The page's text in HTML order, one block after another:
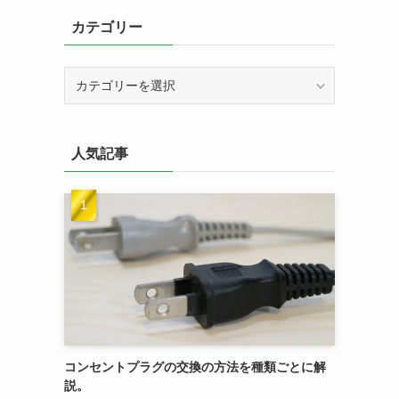
カテゴリー
ー人気記事
コンセントプラグの交換の方法を種類ごとに解
説。